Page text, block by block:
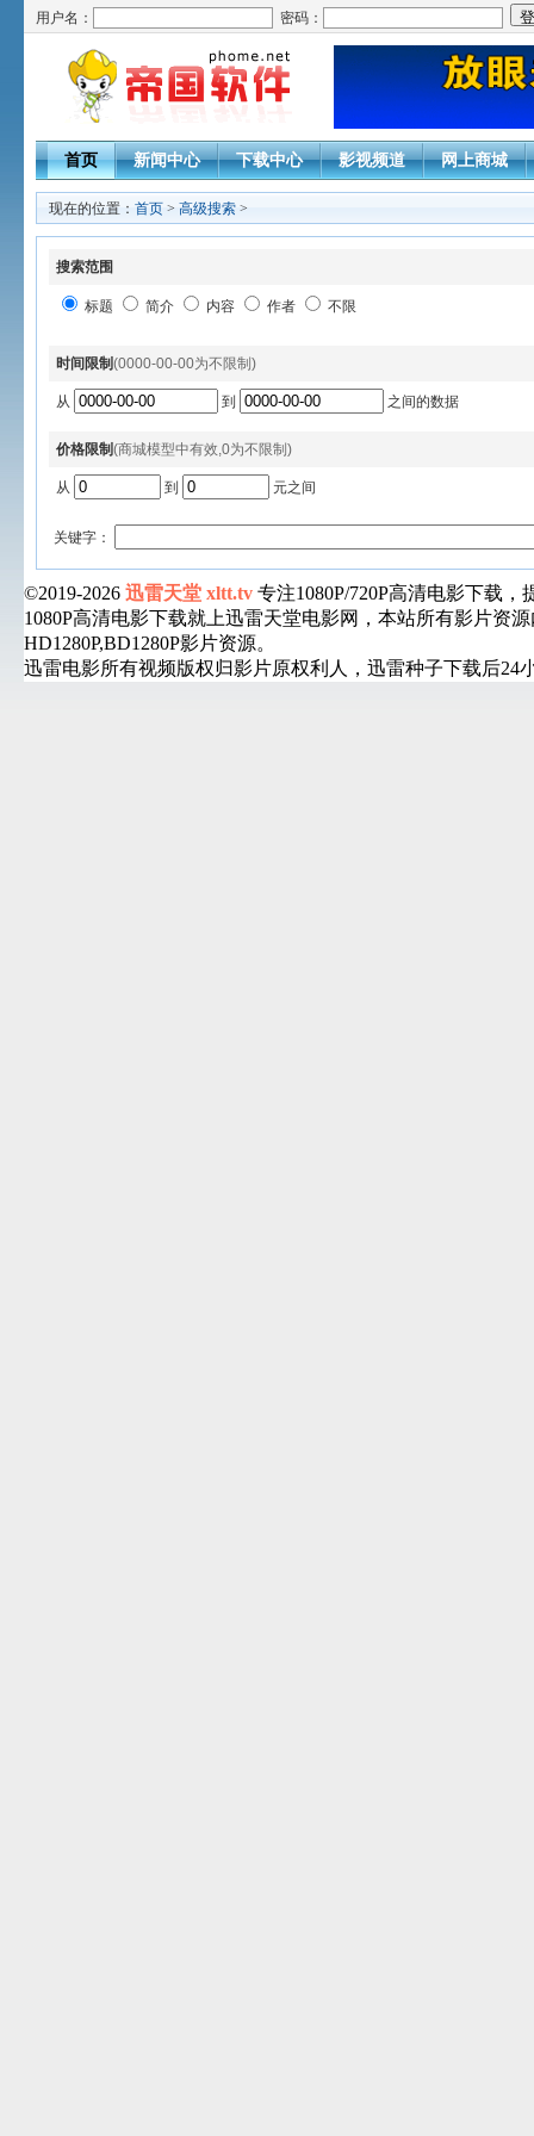
用户名： 密码：
首页 新闻中心 下载中心 影视频道 网上商城
现在的位置： 首页 > 高级搜索 >
搜索范围
标题 简介 内容 作者 不限
时间限制(0000-00-00为不限制)
从 到 之间的数据
价格限制(商城模型中有效,0为不限制)
从 到 元之间
关键字：
©2019-2026 迅雷天堂 xltt.tv 专注1080P/720P高清电影下载
1080P高清电影下载就上迅雷天堂电影网，本站所有影片资
HD1280P,BD1280P影片资源。
迅雷电影所有视频版权归影片原权利人，迅雷种子下载后